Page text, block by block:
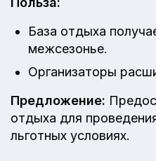
База отдыха
межсезонье.
Организаторы
Предложение:
отдыха для
льготных условиях.